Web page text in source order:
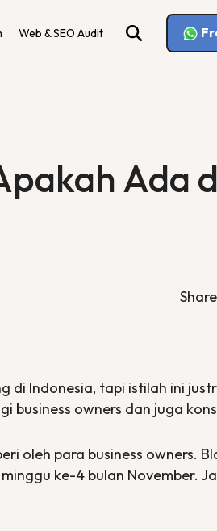
Web & SEO Audit
Ada
di Indonesia, tapi istilah ini
business owners dan juga
oleh para business owners.
ke-4 bulan November.